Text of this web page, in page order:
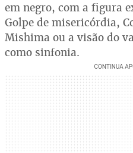
em negro, com a figura
Golpe de misericórdia,
Mishima ou a visão do
como sinfonia.